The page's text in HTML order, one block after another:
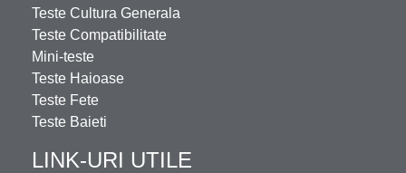
Teste Cultura Generala
Teste Compatibilitate
Mini-teste
Teste Haioase
Teste Fete
Teste Baieti
LINK-URI UTILE